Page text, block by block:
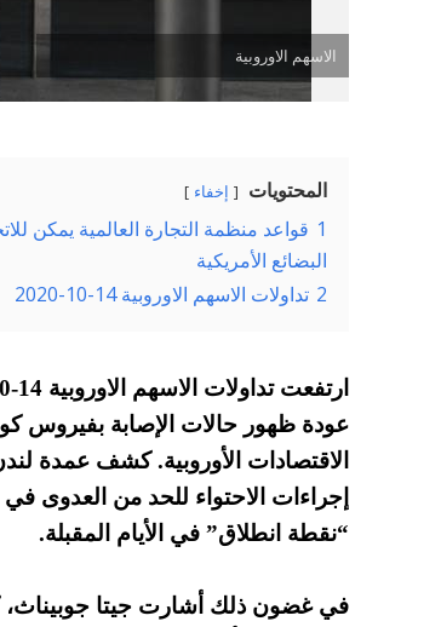
الاسهم الاوروبية
المحتويات إخفاء
1
البضائع الأمريكية
2 تداولات الاسهم الاوروبية 14-10-2020
عودة ظهور حالات الإصابة بفيروس
الاقتصادات الأوروبية. كشف عمدة
إجراءات الاحتواء للحد من العدوى
“نقطة انطلاق” في الأيام المقبلة.
في غضون ذلك أشارت جيتا جوبيناث،